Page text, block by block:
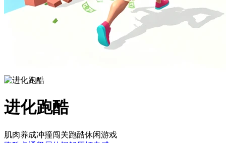
进化跑酷
肌肉养成冲撞闯关跑酷休闲游戏